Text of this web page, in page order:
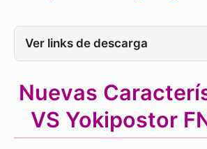
Ver links de descarga
Nuevas
VS Yokipostor